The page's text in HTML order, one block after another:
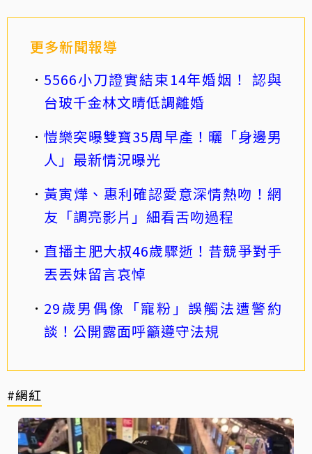
更多新聞報導
5566小刀證實結束14年婚姻！ 認與
台玻千金林文晴低調離婚
愷樂突曝雙寶35周早產！曬「身邊男
人」最新情況曝光
黃寅燁、惠利確認愛意深情熱吻！網
友「調亮影片」細看舌吻過程
直播主肥大叔46歲驟逝！昔競爭對手
丟丟妹留言哀悼
29歲男偶像「寵粉」誤觸法遭警約
談！公開露面呼籲遵守法規
#網紅